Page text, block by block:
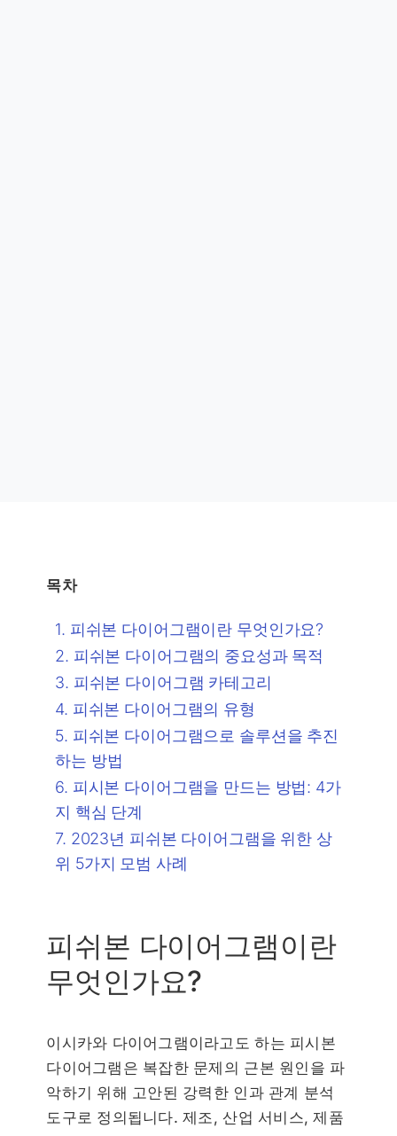
목차
피쉬본 다이어그램이란 무엇인가요?
피쉬본 다이어그램의 중요성과 목적
피쉬본 다이어그램 카테고리
피쉬본 다이어그램의 유형
피쉬본 다이어그램으로 솔루션을 추진
하는 방법
피시본 다이어그램을 만드는 방법: 4가
지 핵심 단계
2023년 피쉬본 다이어그램을 위한 상
위 5가지 모범 사례
피쉬본 다이어그램이란
무엇인가요?
이시카와 다이어그램이라고도 하는 피시본
다이어그램은 복잡한 문제의 근본 원인을 파
악하기 위해 고안된 강력한 인과 관계 분석
도구로 정의됩니다. 제조, 산업 서비스, 제품